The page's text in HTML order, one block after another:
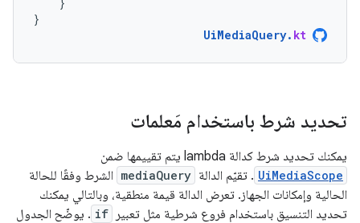
}
UiMediaQuery. kt
تحديد شرط باستخدام مَعلمات
يمكنك تحديد شرط كدالة lambda يتم تقييمها ضمن
UiMediaScope . تقيّم الدالة mediaQuery الشرط وفقًا للحالة
الحالية وإمكانات الجهاز. تعرض الدالة قيمة منطقية، وبالتالي يمكنك
تحديد التنسيق باستخدام فروع شرطية مثل تعبير
if . يوضّح الجدول